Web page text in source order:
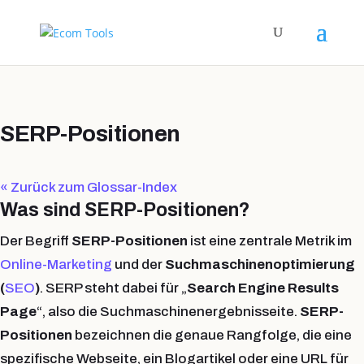
SERP-Positionen
« Zurück zum Glossar-Index
Was sind SERP-Positionen?
Der Begriff SERP-Positionen ist eine zentrale Metrik im
Online-Marketing und der Suchmaschinenoptimierung
(SEO). SERP steht dabei für „Search Engine Results
Page“, also die Suchmaschinenergebnisseite. SERP-
Positionen bezeichnen die genaue Rangfolge, die eine
spezifische Webseite, ein Blogartikel oder eine URL für